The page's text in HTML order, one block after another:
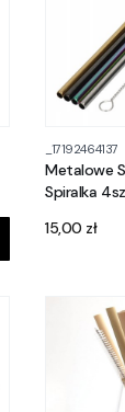
_17192464137
Metalowe
Spiralka
Cena
15,00 zł